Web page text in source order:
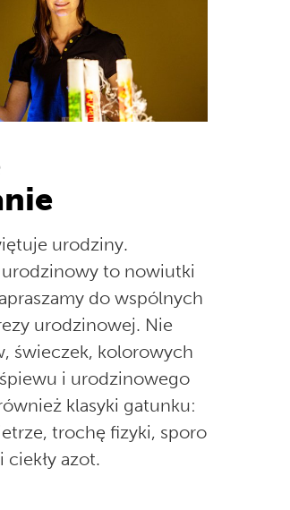
urodziny.
to nowiutki
do wspólnych
urodzinowej. Nie
świeczek, kolorowych
i urodzinowego
klasyki gatunku:
trochę fizyki, sporo
azot.